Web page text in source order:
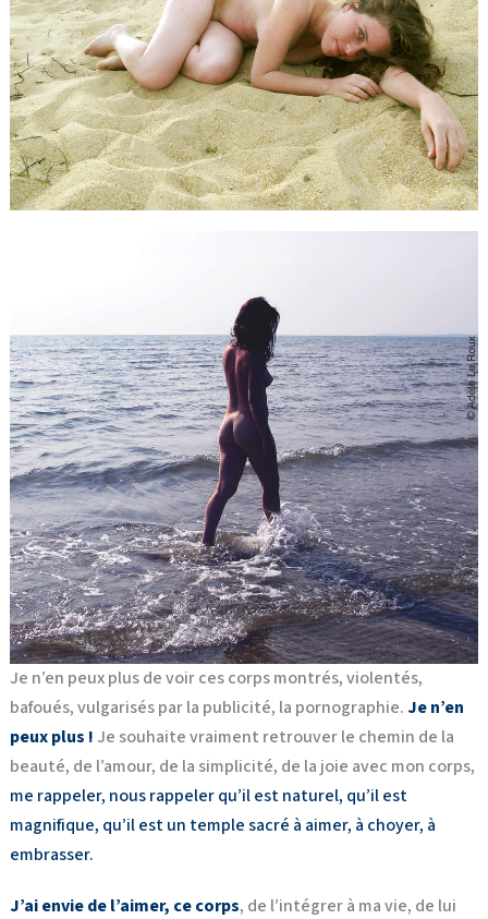
Je n’en peux plus de voir ces corps montrés, violentés,
bafoués, vulgarisés par la publicité, la pornographie.Je n’en
peux plus ! Je souhaite vraiment retrouver le chemin de la
beauté, de l’amour, de la simplicité, de la joie avec mon corps,
me rappeler, nous rappeler qu’il est naturel, qu’il est
magnifique, qu’il est un temple sacré à aimer, à choyer, à
embrasser.
J’ai envie de l’aimer, ce corps, de l’intégrer à ma vie, de lui